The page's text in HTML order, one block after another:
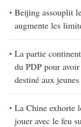
Beijing assouplit
augmente les
La partie
du PDP pour
destiné aux
La Chine exhorte
jouer avec le feu